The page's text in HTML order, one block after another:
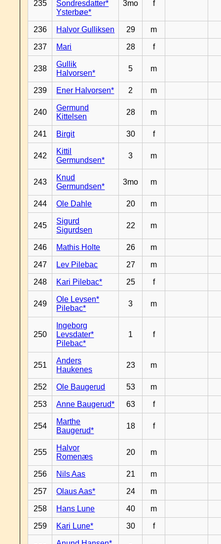
235
Sondresdatter*
Ysterbøe*
3mo f
236 Halvor Gulliksen 29 m
237 Mari 28 f
238
Gullik
Halvorsen*
5 m
239 Ener Halvorsen* 2 m
240
Germund
Kittelsen
28 m
241 Birgit 30 f
242
Kittil
Germundsen*
3 m
243
Knud
Germundsen*
3mo m
244 Ole Dahle 20 m
245
Sigurd
Sigurdsen
22 m
246 Mathis Holte 26 m
247 Lev Pilebac 27 m
248 Kari Pilebac* 25 f
249
Ole Levsen*
Pilebac*
3 m
250
Ingeborg
Levsdater*
Pilebac*
1 f
251
Anders
Haukenes
23 m
252 Ole Baugerud 53 m
253 Anne Baugerud* 63 f
254
Marthe
Baugerud*
18 f
255
Halvor
Romenæs
20 m
256 Nils Aas 21 m
257 Olaus Aas* 24 m
258 Hans Lune 40 m
259 Kari Lune* 30 f